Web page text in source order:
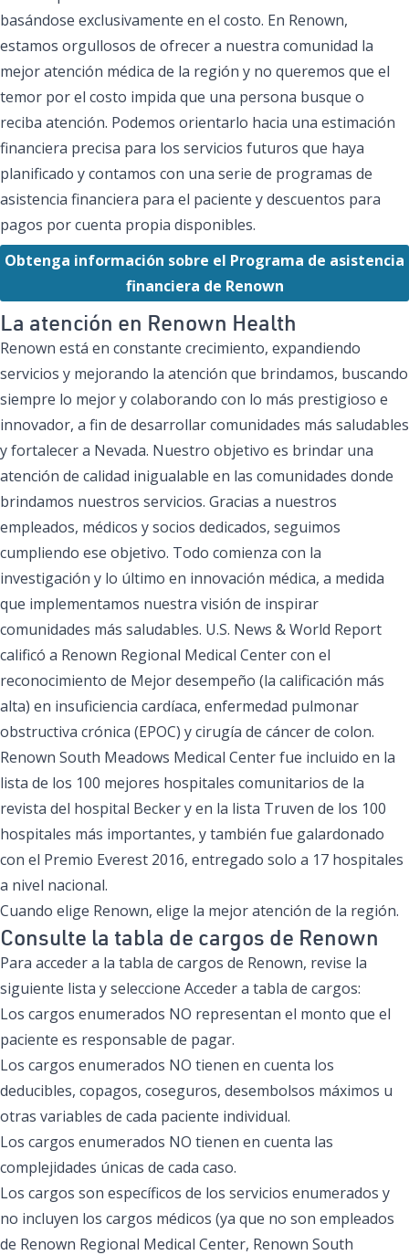
basándose exclusivamente en el costo. En Renown,
estamos orgullosos de ofrecer a nuestra comunidad la
mejor atención médica de la región y no queremos que el
temor por el costo impida que una persona busque o
reciba atención. Podemos orientarlo hacia una estimación
financiera precisa para los servicios futuros que haya
planificado y contamos con una serie de programas de
asistencia financiera para el paciente y descuentos para
pagos por cuenta propia disponibles.
Obtenga información sobre el Programa de asistencia
financiera de Renown
La atención en Renown Health
Renown está en constante crecimiento, expandiendo
servicios y mejorando la atención que brindamos, buscando
siempre lo mejor y colaborando con lo más prestigioso e
innovador, a fin de desarrollar comunidades más saludables
y fortalecer a Nevada. Nuestro objetivo es brindar una
atención de calidad inigualable en las comunidades donde
brindamos nuestros servicios. Gracias a nuestros
empleados, médicos y socios dedicados, seguimos
cumpliendo ese objetivo. Todo comienza con la
investigación y lo último en innovación médica, a medida
que implementamos nuestra visión de inspirar
comunidades más saludables. U.S. News & World Report
calificó a Renown Regional Medical Center con el
reconocimiento de Mejor desempeño (la calificación más
alta) en insuficiencia cardíaca, enfermedad pulmonar
obstructiva crónica (EPOC) y cirugía de cáncer de colon.
Renown South Meadows Medical Center fue incluido en la
lista de los 100 mejores hospitales comunitarios de la
revista del hospital Becker y en la lista Truven de los 100
hospitales más importantes, y también fue galardonado
con el Premio Everest 2016, entregado solo a 17 hospitales
a nivel nacional.
Cuando elige Renown, elige la mejor atención de la región.
Consulte la tabla de cargos de Renown
Para acceder a la tabla de cargos de Renown, revise la
siguiente lista y seleccione Acceder a tabla de cargos:
Los cargos enumerados NO representan el monto que el
paciente es responsable de pagar.
Los cargos enumerados NO tienen en cuenta los
deducibles, copagos, coseguros, desembolsos máximos u
otras variables de cada paciente individual.
Los cargos enumerados NO tienen en cuenta las
complejidades únicas de cada caso.
Los cargos son específicos de los servicios enumerados y
no incluyen los cargos médicos (ya que no son empleados
de Renown Regional Medical Center, Renown South